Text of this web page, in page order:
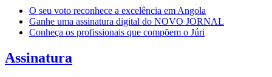
O seu voto reconhece a excelência em Angola
Ganhe uma assinatura digital do NOVO JORNAL
Conheça os profissionais que compõem o Júri
Assinatura